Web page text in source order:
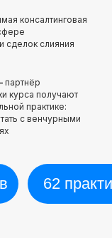
консалтинговая
сделок слияния
партнёр
курса получают
практике:
с венчурными